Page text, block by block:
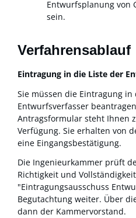
Entwurfsplanung von
sein.
Verfahrensablauf
Eintragung in die Liste der
Sie müssen die Eintragung in
Entwurfsverfasser
Antragsformular steht Ihnen
Verfügung. Sie erhalten von
eine Eingangsbestätigung.
Die Ingenieurkammer prüft
Richtigkeit und
"Eintragungsausschuss
Begutachtung weiter. Über
dann der Kammervorstand.